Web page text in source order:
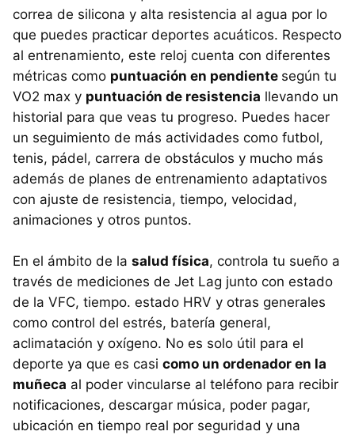
correa de silicona y alta resistencia al agua por lo
que puedes practicar deportes acuáticos. Respecto
al entrenamiento, este reloj cuenta con diferentes
métricas como puntuación en pendiente según tu
VO2 max y puntuación de resistencia llevando un
historial para que veas tu progreso. Puedes hacer
un seguimiento de más actividades como futbol,
tenis, pádel, carrera de obstáculos y mucho más
además de planes de entrenamiento adaptativos
con ajuste de resistencia, tiempo, velocidad,
animaciones y otros puntos.
En el ámbito de la salud física, controla tu sueño a
través de mediciones de Jet Lag junto con estado
de la VFC, tiempo. estado HRV y otras generales
como control del estrés, batería general,
aclimatación y oxígeno. No es solo útil para el
deporte ya que es casi como un ordenador en la
muñeca al poder vincularse al teléfono para recibir
notificaciones, descargar música, poder pagar,
ubicación en tiempo real por seguridad y una